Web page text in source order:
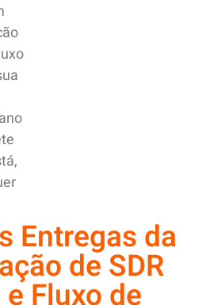
Entregas da
de SDR
Fluxo de